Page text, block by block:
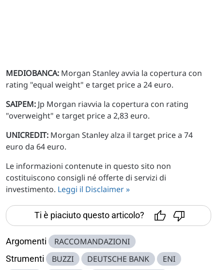
MEDIOBANCA: Morgan Stanley avvia la copertura con
rating "equal weight" e target price a 24 euro.
SAIPEM: Jp Morgan riavvia la copertura con rating
"overweight" e target price a 2,83 euro.
UNICREDIT: Morgan Stanley alza il target price a 74
euro da 64 euro.
Le informazioni contenute in questo sito non
costituiscono consigli né offerte di servizi di
investimento. Leggi il Disclaimer »
Ti è piaciuto questo articolo?
Argomenti RACCOMANDAZIONI
Strumenti BUZZI DEUTSCHE BANK
ENI